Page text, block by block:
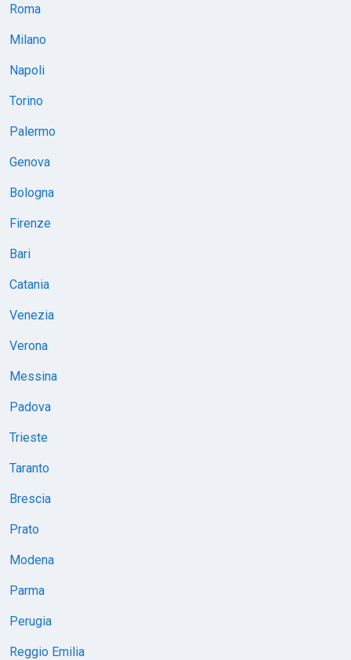
Roma
Milano
Napoli
Torino
Palermo
Genova
Bologna
Firenze
Bari
Catania
Venezia
Verona
Messina
Padova
Trieste
Taranto
Brescia
Prato
Modena
Parma
Perugia
Reggio Emilia